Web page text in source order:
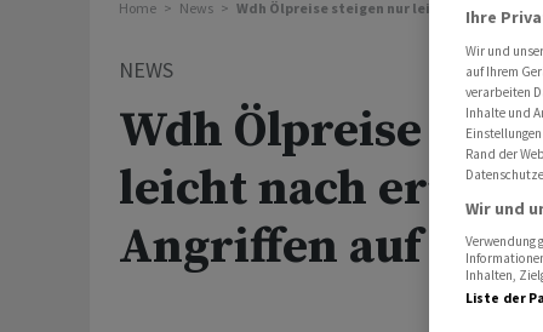
Home News Wdh Ölpreise steigen nur leicht nach
NEWS
Wdh Ölpreise
leicht nach
Angriffen auf den
Ihre
Wir und
auf Ihrem
verarbeiten
Inhalte und
Rand der
Wir und
Verwendung
Inhalten,
Liste der